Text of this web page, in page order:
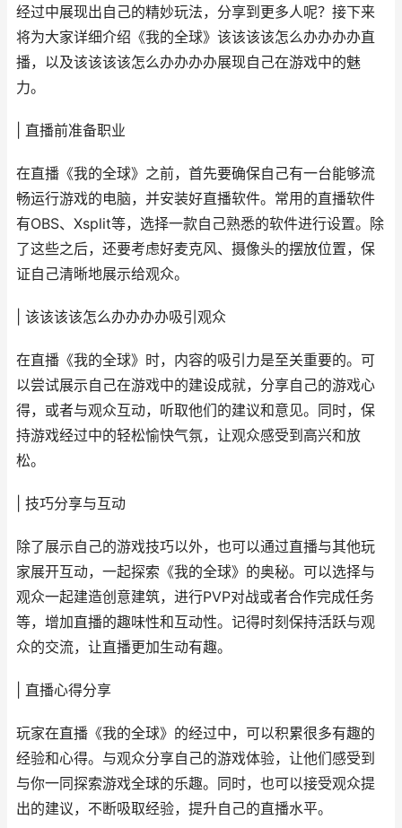
经过中展现出自己的精妙玩法，分享到更多人呢？接下来
将为大家详细介绍《我的全球》该该该该怎么办办办办直
播，以及该该该该怎么办办办办展现自己在游戏中的魅
力。
| 直播前准备职业
在直播《我的全球》之前，首先要确保自己有一台能够流
畅运行游戏的电脑，并安装好直播软件。常用的直播软件
有OBS、Xsplit等，选择一款自己熟悉的软件进行设置。除
了这些之后，还要考虑好麦克风、摄像头的摆放位置，保
证自己清晰地展示给观众。
| 该该该该怎么办办办办吸引观众
在直播《我的全球》时，内容的吸引力是至关重要的。可
以尝试展示自己在游戏中的建设成就，分享自己的游戏心
得，或者与观众互动，听取他们的建议和意见。同时，保
持游戏经过中的轻松愉快气氛，让观众感受到高兴和放
松。
| 技巧分享与互动
除了展示自己的游戏技巧以外，也可以通过直播与其他玩
家展开互动，一起探索《我的全球》的奥秘。可以选择与
观众一起建造创意建筑，进行PVP对战或者合作完成任务
等，增加直播的趣味性和互动性。记得时刻保持活跃与观
众的交流，让直播更加生动有趣。
| 直播心得分享
玩家在直播《我的全球》的经过中，可以积累很多有趣的
经验和心得。与观众分享自己的游戏体验，让他们感受到
与你一同探索游戏全球的乐趣。同时，也可以接受观众提
出的建议，不断吸取经验，提升自己的直播水平。